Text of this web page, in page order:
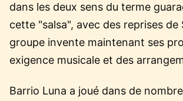
dans les deux sens du terme
cette "salsa", avec des reprises
groupe invente maintenant ses
exigence musicale et des
Barrio Luna a joué dans de